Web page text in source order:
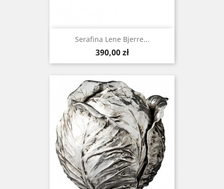
Serafina Lene Bjerre...
Cena
390,00 zł